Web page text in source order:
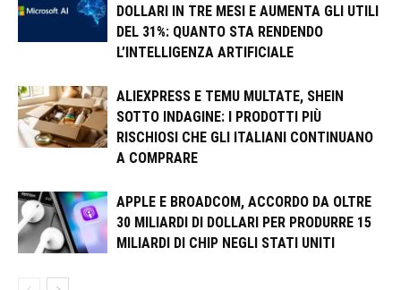
DOLLARI IN TRE MESI E AUMENTA GLI UTILI
DEL 31%: QUANTO STA RENDENDO
L’INTELLIGENZA ARTIFICIALE
ALIEXPRESS E TEMU MULTATE, SHEIN
SOTTO INDAGINE: I PRODOTTI PIÙ
RISCHIOSI CHE GLI ITALIANI CONTINUANO
A COMPRARE
APPLE E BROADCOM, ACCORDO DA OLTRE
30 MILIARDI DI DOLLARI PER PRODURRE 15
MILIARDI DI CHIP NEGLI STATI UNITI